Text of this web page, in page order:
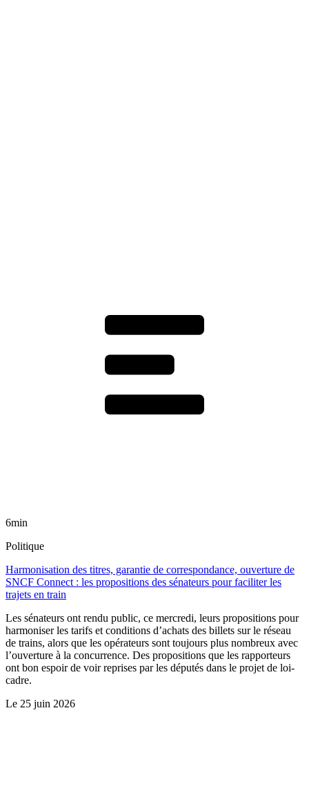
6min
Politique
Harmonisation des titres, garantie de correspondance, ouverture de
SNCF Connect : les propositions des sénateurs pour faciliter les
trajets en train
Les sénateurs ont rendu public, ce mercredi, leurs propositions pour
harmoniser les tarifs et conditions d’achats des billets sur le réseau
de trains, alors que les opérateurs sont toujours plus nombreux avec
l’ouverture à la concurrence. Des propositions que les rapporteurs
ont bon espoir de voir reprises par les députés dans le projet de loi-
cadre.
Le 25 juin 2026